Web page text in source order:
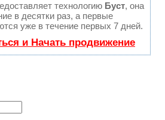
технологию Буст, она
в десятки раз, а первые
уже в течение первых 7 дней.
и Начать продвижение